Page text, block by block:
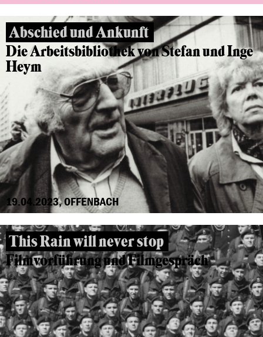
Abschied und Ankunft
Die Arbeitsbibliothek von Stefan und Inge
Heym
19.04.2023, OFFENBACH
This Rain will never stop
Filmvorführung und Filmgespräch